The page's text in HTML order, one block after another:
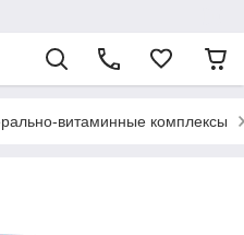
витаминные комплексы